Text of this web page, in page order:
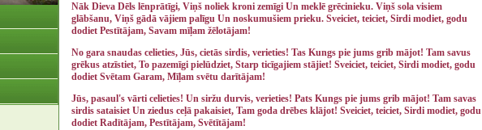
Nāk Dieva Dēls lēnprātīgi, Viņš noliek kroni zemīgi Un meklē grēcinieku. Viņš sola visiem
glābšanu, Viņš gādā vājiem palīgu Un noskumušiem prieku. Sveiciet, teiciet, Sirdi modiet, godu
dodiet Pestītājam, Savam mīļam žēlotājam!
No gara snaudas celieties, Jūs, cietās sirdis, verieties! Tas Kungs pie jums grib mājot! Tam savus
grēkus atzīstiet, To pazemīgi pielūdziet, Starp ticīgajiem stājiet! Sveiciet, teiciet, Sirdi modiet, godu
dodiet Svētam Garam, Mīļam svētu darītājam!
Jūs, pasaul's vārti celieties! Un siržu durvis, verieties! Pats Kungs pie jums grib mājot! Tam savas
sirdis sataisiet Un ziedus ceļā pakaisiet, Tam goda drēbes klājot! Sveiciet, teiciet, Sirdi modiet, godu
dodiet Radītājam, Pestītājam, Svētītājam!